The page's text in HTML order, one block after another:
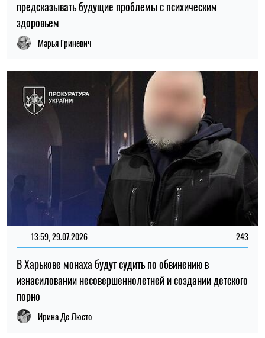
предсказывать будущие проблемы с психическим
здоровьем
Марья Гриневич
13:59, 29.07.2026 243
В Харькове монаха будут судить по обвинению в
изнасиловании несовершеннолетней и создании детского
порно
Ирина Де Люсто